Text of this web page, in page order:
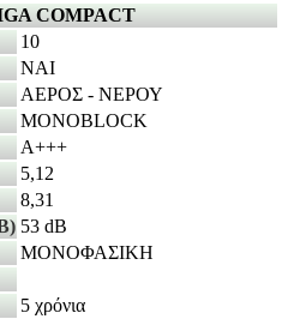
COMPACT
10
ΝΑΙ
ΑΕΡΟΣ - ΝΕΡΟΥ
MONOBLOCK
A+++
5,12
8,31
53 dB
ΜΟΝΟΦΑΣΙΚΗ
5 χρόνια